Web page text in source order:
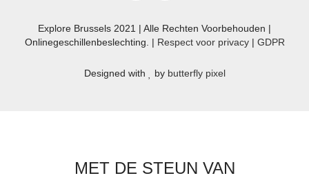
Explore Brussels 2021 | Alle Rechten Voorbehouden |
Onlinegeschillenbeslechting. | Respect voor privacy| GDPR
Designed with by butterfly pixel
MET DE STEUN VAN